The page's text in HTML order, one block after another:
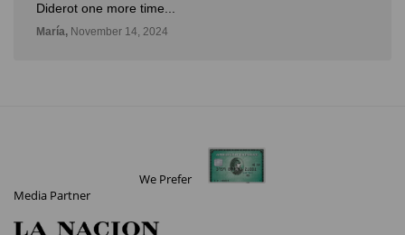
Deli,September 12, 2024
We Prefer
Media Partner